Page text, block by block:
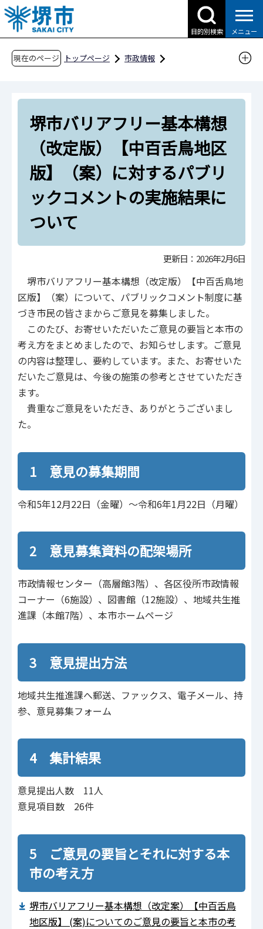
こ
の
ペ
目的別検索 メニュー
現在のページ トップページ
市政情報
パブリックコメント（市民意見募集）
ご意見を募集した案件に対する結果及び堺市の
考え方【カテゴリー別】
福祉
堺市バリアフリー基本構想（改定版）【中百舌
鳥地区版】（案）に対するパブリックコメント
の実施結果について
堺市バリアフリー基本構想
（改定版）【中百舌鳥地区
版】（案）に対するパブリ
ックコメントの実施結果に
ついて
更新日：2026年2月6日
堺市バリアフリー基本構想（改定版）【中百舌鳥地
区版】（案）について、パブリックコメント制度に基
づき市民の皆さまからご意見を募集しました。
このたび、お寄せいただいたご意見の要旨と本市の
考え方をまとめましたので、お知らせします。ご意見
の内容は整理し、要約しています。また、お寄せいた
だいたご意見は、今後の施策の参考とさせていただき
ます。
貴重なご意見をいただき、ありがとうございまし
た。
1 意見の募集期間
令和5年12月22日（金曜）～令和6年1月22日（月曜）
2 意見募集資料の配架場所
市政情報センター（高層館3階）、各区役所市政情報
コーナー（6施設）、図書館（12施設）、地域共生推
進課（本館7階）、本市ホームページ
3 意見提出方法
地域共生推進課へ郵送、ファックス、電子メール、持
参、意見募集フォーム
4 集計結果
意見提出人数 11人
意見項目数 26件
5 ご意見の要旨とそれに対する本
市の考え方
堺市バリアフリー基本構想（改定案）【中百舌鳥
地区版】 (案)についてのご意見の要旨と本市の考